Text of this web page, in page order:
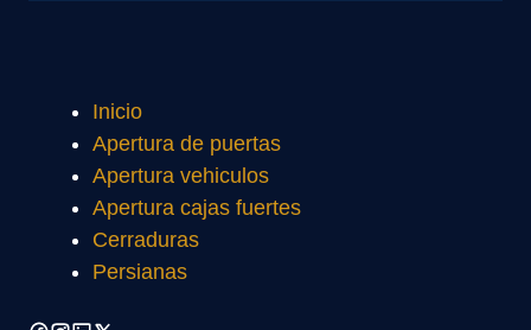
Inicio
Apertura de puertas
Apertura vehiculos
Apertura cajas fuertes
Cerraduras
Persianas